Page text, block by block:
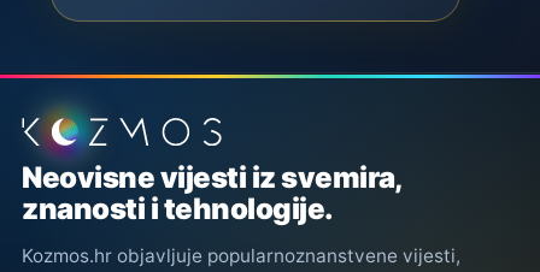
Podnožje stranice
Neovisne vijesti iz svemira,
znanosti i tehnologije.
Kozmos.hr objavljuje popularnoznanstvene vijesti,